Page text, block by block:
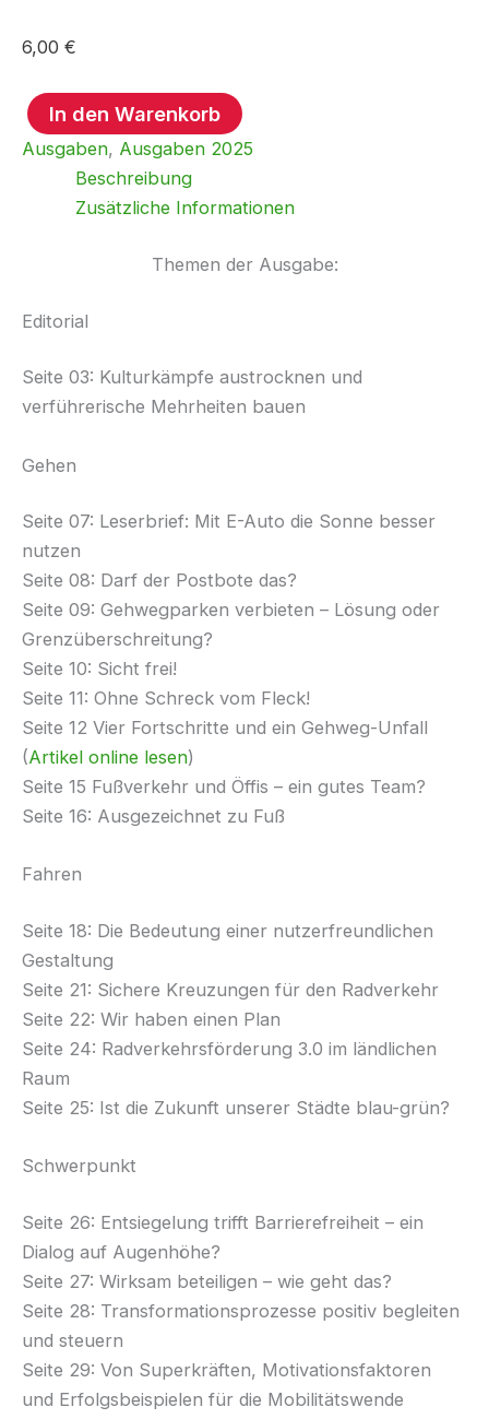
6,00 €
Mobilogisch
-
In den Warenkorb
Ausgaben, Ausgaben 2025
Beschreibung
Zusätzliche Informationen
Themen der Ausgabe:
Editorial
Seite 03: Kulturkämpfe austrocknen und
verführerische Mehrheiten bauen
Gehen
Seite 07: Leserbrief: Mit E-Auto die Sonne besser
nutzen
Seite 08: Darf der Postbote das?
Seite 09: Gehwegparken verbieten – Lösung oder
Grenzüberschreitung?
Seite 10: Sicht frei!
Seite 11: Ohne Schreck vom Fleck!
Seite 12 Vier Fortschritte und ein Gehweg-Unfall
(Artikel online lesen)
Seite 15 Fußverkehr und Öffis – ein gutes Team?
Seite 16: Ausgezeichnet zu Fuß
Fahren
Seite 18: Die Bedeutung einer nutzerfreundlichen
Gestaltung
Seite 21: Sichere Kreuzungen für den Radverkehr
Seite 22: Wir haben einen Plan
Seite 24: Radverkehrsförderung 3.0 im ländlichen
Raum
Seite 25: Ist die Zukunft unserer Städte blau-grün?
Schwerpunkt
Seite 26: Entsiegelung trifft Barrierefreiheit – ein
Dialog auf Augenhöhe?
Seite 27: Wirksam beteiligen – wie geht das?
Seite 28: Transformationsprozesse positiv begleiten
und steuern
Seite 29: Von Superkräften, Motivationsfaktoren
und Erfolgsbeispielen für die Mobilitätswende